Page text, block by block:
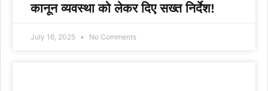
कानून व्यवस्था को लेकर दिए सख्त निर्देश!
July 16, 2025 No Comments